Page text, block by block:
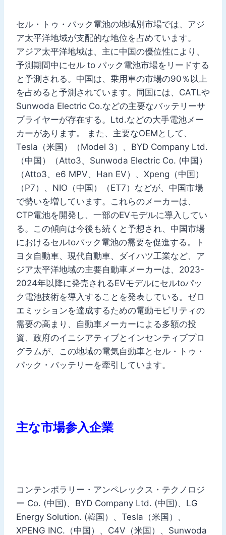
セル・トゥ・パック電池の地域別市場では、アジ
ア太平洋地域が支配的な地位を占めています。
アジア太平洋地域は、主に中国の優位性により、
予測期間中にセル to パック電池市場をリードする
と予測される。中国は、乗用車の市場の90％以上
を占めると予測されています。同国には、CATLや
Sunwoda Electric Co.などの主要なバッテリーサ
プライヤーが存在する。Ltd.などの大手電池メー
カーがあります。 また、主要なOEMとして、
Tesla（米国）（Model 3）、BYD Company Ltd.
（中国）（Atto3、Sunwoda Electric Co. (中国）
（Atto3、e6 MPV、Han EV）、Xpeng（中国）
（P7）、NIO（中国）（ET7）などが、中国市場
で勢いを増しています。これらのメーカーは、
CTP電池を開発し、一部のEVモデルに導入してい
る。この傾向は今後も続くと予想され、中国市場
におけるセルtoパック電池の需要を促進する。ト
ヨタ自動車、現代自動車、ダイハツ工業など、ア
ジア太平洋地域の主要自動車メーカーは、2023-
2024年以降に発売されるEVモデルにセルtoパッ
ク電池技術を導入することを発表している。ゼロ
エミッションを達成するための電動モビリティの
需要の高まり、自動車メーカーによる多額の投
資、政府のイニシアティブとインセンティブプロ
グラムが、この地域の電気自動車とセル・トゥ・
パック・バッテリーを牽引しています。
主な市場参入企業
コンテンポラリー・アンペレックス・テクノロジ
ー Co. (中国)、BYD Company Ltd. (中国)、LG
Energy Solution. (韓国）、Tesla（米国）、
XPENG INC.（中国）、C4V（米国）、Sunwoda